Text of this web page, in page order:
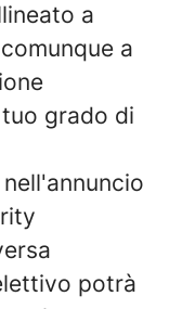
a
a
grado di
potrà